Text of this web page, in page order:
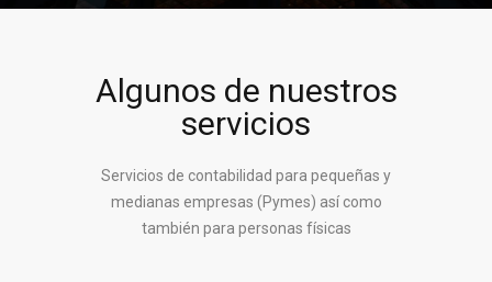
Algunos de nuestros
servicios
Servicios de contabilidad para pequeñas y
medianas empresas (Pymes) así como
también para personas físicas